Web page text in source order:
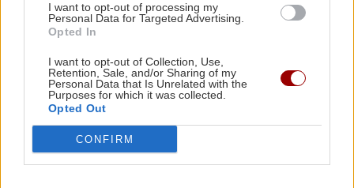
I want to opt-out of processing my
Personal Data for Targeted Advertising.
Opted In
I want to opt-out of Collection, Use,
Retention, Sale, and/or Sharing of my
Personal Data that Is Unrelated with the
Purposes for which it was collected.
Opted Out
CONFIRM
θάλασσα
ΠΟΛΙΤΙΚΟ ΠΑΡΑΣΚΗΝΙΟ
Το πρώτο αυτοκίνητο του Κυριάκου
Μητσοτάκη
ΟΙΚΟΝΟΜΙΑ
ΠΕΡΙΣΣΟΤΕΡΑ
Χερσόνησος: Συνελήφθη ο
κυβερνήτης τους σκάφους